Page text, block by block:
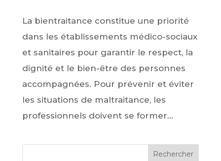
La bientraitance constitue une priorité
dans les établissements médico-sociaux
et sanitaires pour garantir le respect, la
dignité et le bien-être des personnes
accompagnées. Pour prévenir et éviter
les situations de maltraitance, les
professionnels doivent se former...
Rechercher